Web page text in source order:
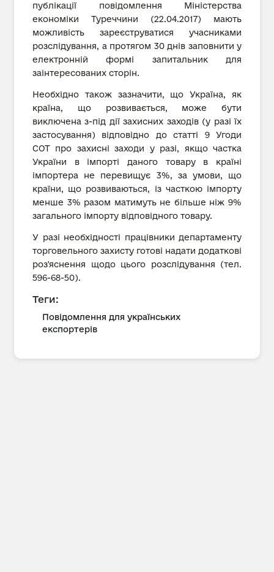
публікації повідомлення Міністерства
економіки Туреччини (22.04.2017) мають
можливість зареєструватися учасниками
розслідування, а протягом 30 днів заповнити у
електронній формі запитальник для
заінтересованих сторін.
Необхідно також зазначити, що Україна, як
країна, що розвивається, може бути
виключена з-під дії захисних заходів (у разі їх
застосування) відповідно до статті 9 Угоди
СОТ про захисні заходи у разі, якщо частка
України в імпорті даного товару в країні
імпортера не перевищує 3%, за умови, що
країни, що розвиваються, із часткою імпорту
менше 3% разом матимуть не більше ніж 9%
загального імпорту відповідного товару.
У разі необхідності працівники департаменту
торговельного захисту готові надати додаткові
роз'яснення щодо цього розслідування (тел.
596-68-50).
Теги:
Повідомлення для українських
експортерів